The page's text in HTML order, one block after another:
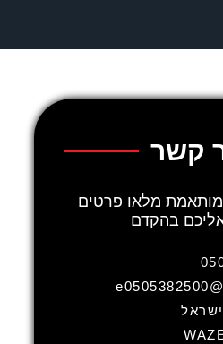
קשר
מלאו פרטים
אליכם בהקדם